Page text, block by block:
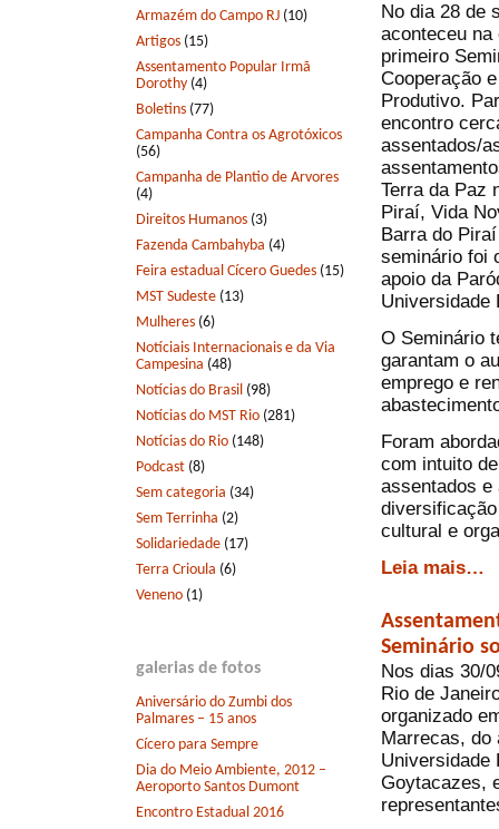
Armazém do Campo RJ (10)
Artigos (15)
Assentamento Popular Irmã
Dorothy (4)
Boletins (77)
Campanha Contra os Agrotóxicos
(56)
Campanha de Plantio de Arvores
(4)
Direitos Humanos (3)
Fazenda Cambahyba (4)
Feira estadual Cícero Guedes (15)
MST Sudeste (13)
Mulheres (6)
Notíciais Internacionais e da Via
Campesina (48)
Notícias do Brasil (98)
Notícias do MST Rio (281)
Notícias do Rio (148)
Podcast (8)
Sem categoria (34)
Sem Terrinha (2)
Solidariedade (17)
Terra Crioula (6)
Veneno (1)
galerias de fotos
Aniversário do Zumbi dos
Palmares – 15 anos
Cícero para Sempre
Dia do Meio Ambiente, 2012 –
Aeroporto Santos Dumont
Encontro Estadual 2016
No dia 28 de
aconteceu
primeiro
Cooperação
Produtivo.
encontro
assentados/
Terra da Paz
Piraí, Vida
Barra do
seminário foi
apoio da
Universidade
O Seminário
garantam o
emprego e
Foram
com intuito
assentados e
cultural e
Leia mais…
Seminário
Nos dias 30/
Rio de
organizado
Marrecas, do
Universidade
Goytacazes,